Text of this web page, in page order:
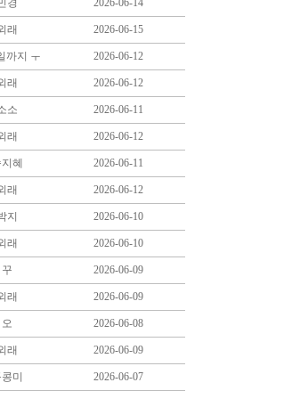
경 2026-06-14
래 2026-06-15
까지 ㅜ 2026-06-12
래 2026-06-12
소 2026-06-11
래 2026-06-12
혜 2026-06-11
래 2026-06-12
지 2026-06-10
래 2026-06-10
꾸 2026-06-09
래 2026-06-09
오 2026-06-08
래 2026-06-09
미 2026-06-07